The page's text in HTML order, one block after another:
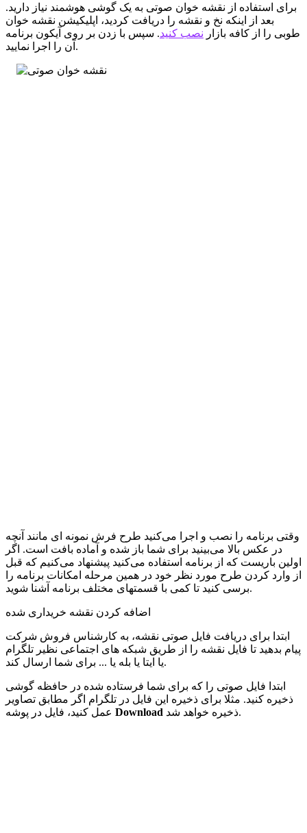
برای استفاده از نقشه خوان صوتی به یک گوشی هوشمند نیاز دارید.
بعد از اینکه نخ و نقشه را دریافت کردید، اپلیکیشن نقشه خوان
طوبی را از کافه بازار نصب کنید. سپس با زدن بر روی آیکون برنامه
آن را اجرا نمایید.
وقتی برنامه را نصب و اجرا می‌کنید طرح فرش نمونه ای مانند آنچه
در عکس بالا می‌بینید برای شما باز شده و آماده بافت است. اگر
اولین باریست که از برنامه استفاده می‌کنید پیشنهاد می‌کنیم که قبل
از وارد کردن طرح مورد نظر خود در همین مرحله امکانات برنامه را
برسی کنید تا کمی با قسمتهای مختلف برنامه آشنا شوید.
اضافه کردن نقشه خریداری شده
ابتدا برای دریافت فایل صوتی نقشه، به کارشناس فروش شرکت
پیام بدهید تا فایل نقشه را از طریق شبکه های اجتماعی نظیر تلگرام
یا ایتا یا بله یا ... برای شما ارسال کند.
ابتدا فایل صوتی را که برای شما فرستاده شده در حافظه گوشی
ذخیره کنید. مثلا برای ذخیره این فایل در تلگرام اگر مطابق تصاویر
Download ذخیره خواهد شد.